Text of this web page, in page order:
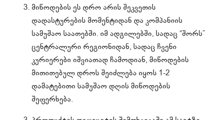
მიწოდების ეს დრო არის შეკვეთის
დადასტურების მომენტიდან და კომპანიის
სამუშაო საათებში. იმ ადგილებში, სადაც “შორს”
ცენტრალური რეგიონიდან, სადაც ჩვენი
კურიერები იშვიათად ჩამოდიან, მიწოდების
მითითებულ დროს შეიძლება იყოს 1-2
დამატებითი სამუშაო დღის მიწოდების
შეფერხება.